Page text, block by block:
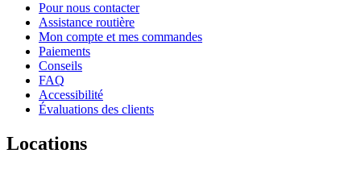
Pour nous contacter
Assistance routière
Mon compte et mes commandes
Paiements
Conseils
FAQ
Accessibilité
Évaluations des clients
Locations